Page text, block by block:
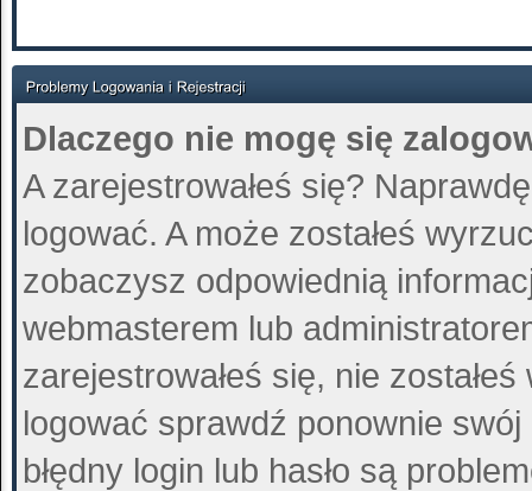
Dlaczego nie mogę się
A zarejestrowałeś się?
logować. A może zostałeś
zobaczysz odpowiednią
webmasterem lub
zarejestrowałeś się, nie
logować sprawdź ponownie swój
błędny login lub hasło są